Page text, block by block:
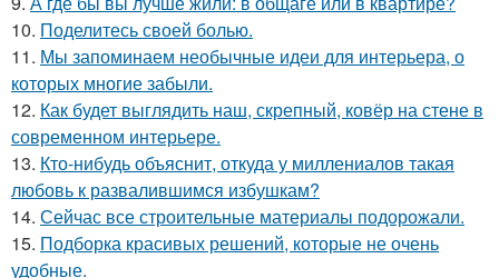
10. Поделитесь своей болью.
11. Мы запоминаем необычные идеи для интерьера, о
которых многие забыли.
12. Как будет выглядить наш, скрепный, ковёр на стене в
современном интерьере.
13. Кто-нибудь объяснит, откуда у миллениалов такая
любовь к развалившимся избушкам?
14. Сейчас все строительные материалы подорожали.
15. Подборка красивых решений, которые не очень
удобные.